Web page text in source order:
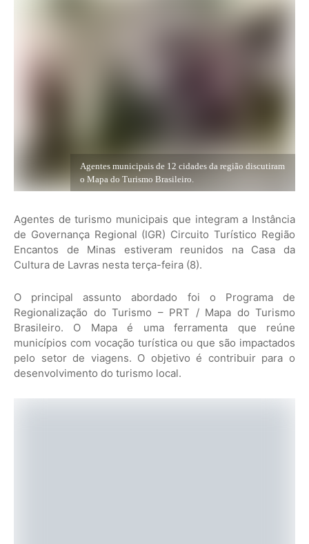
Agentes municipais de 12 cidades da região discutiram
o Mapa do Turismo Brasileiro.
Agentes de turismo municipais que integram a Instância
de Governança Regional (IGR) Circuito Turístico Região
Encantos de Minas estiveram reunidos na Casa da
Cultura de Lavras nesta terça-feira (8).
O principal assunto abordado foi o Programa de
Regionalização do Turismo – PRT / Mapa do Turismo
Brasileiro. O Mapa é uma ferramenta que reúne
municípios com vocação turística ou que são impactados
pelo setor de viagens. O objetivo é contribuir para o
desenvolvimento do turismo local.